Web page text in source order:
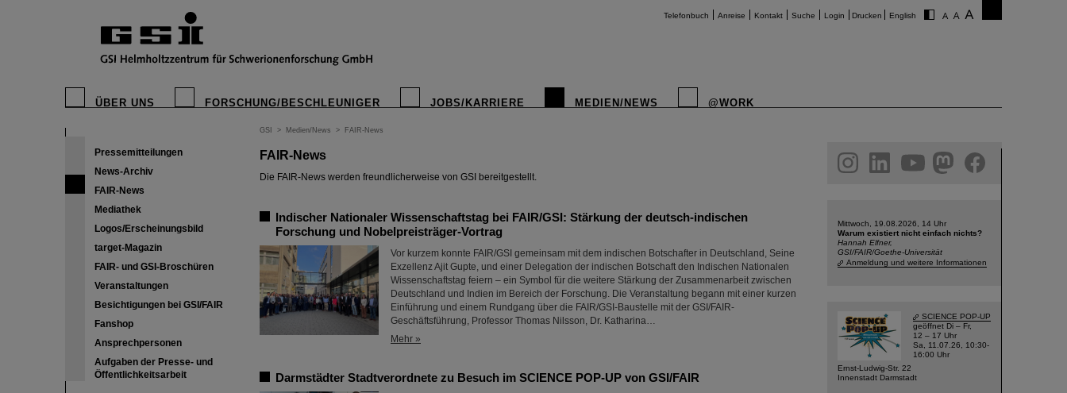
Telefonbuch Anreise Kontakt Suche Login Drucken English
ÜBER UNS FORSCHUNG/BESCHLEUNIGER JOBS/KARRIERE MEDIEN/NEWS @WORK
Pressemitteilungen
News-Archiv
FAIR-News
Mediathek
Logos/Erscheinungsbild
target-Magazin
FAIR- und GSI-Broschüren
Veranstaltungen
Besichtigungen bei GSI/FAIR
Fanshop
Ansprechpersonen
Aufgaben der Presse- und
Öffentlichkeitsarbeit
GSI > Medien/News > FAIR-News
FAIR-News
Die FAIR-News werden freundlicherweise von GSI bereitgestellt.
Indischer Nationaler Wissenschaftstag bei FAIR/GSI: Stärkung der deutsch-indischen
Forschung und Nobelpreisträger-Vortrag
Vor kurzem konnte FAIR/GSI gemeinsam mit dem indischen Botschafter in Deutschland, Seine
Exzellenz Ajit Gupte, und einer Delegation der indischen Botschaft den Indischen Nationalen
Wissenschaftstag feiern – ein Symbol für die weitere Stärkung der Zusammenarbeit zwischen
Deutschland und Indien im Bereich der Forschung. Die Veranstaltung begann mit einer kurzen
Einführung und einem Rundgang über die FAIR/GSI-Baustelle mit der GSI/FAIR-
Geschäftsführung, Professor Thomas Nilsson, Dr. Katharina…
Mehr »
Darmstädter Stadtverordnete zu Besuch im SCIENCE POP-UP von GSI/FAIR
facebook
Mittwoch, 19.08.2026, 14 Uhr
Warum existiert nicht einfach nichts?
Hannah Elfner,
GSI/FAIR/Goethe-Universität
Anmeldung und weitere Informationen
SCIENCE POP-UP
geöffnet Di – Fr,
12 – 17 Uhr
Sa, 11.07.26, 10:30-
16:00 Uhr
Ernst-Ludwig-Str. 22
Innenstadt Darmstadt